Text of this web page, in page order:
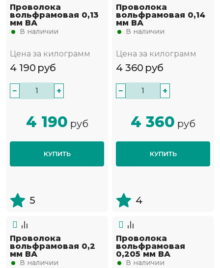
Проволока
вольфрамовая 0,13
мм ВА
В наличии
Цена за килограмм
4 190 руб
− +
4 190 руб
КУПИТЬ
5
Проволока
вольфрамовая 0,14
мм ВА
В наличии
Цена за килограмм
4 360 руб
− +
4 360 руб
КУПИТЬ
4
Проволока
вольфрамовая 0,2
мм ВА
В наличии
Проволока
вольфрамовая
0,205 мм ВА
В наличии